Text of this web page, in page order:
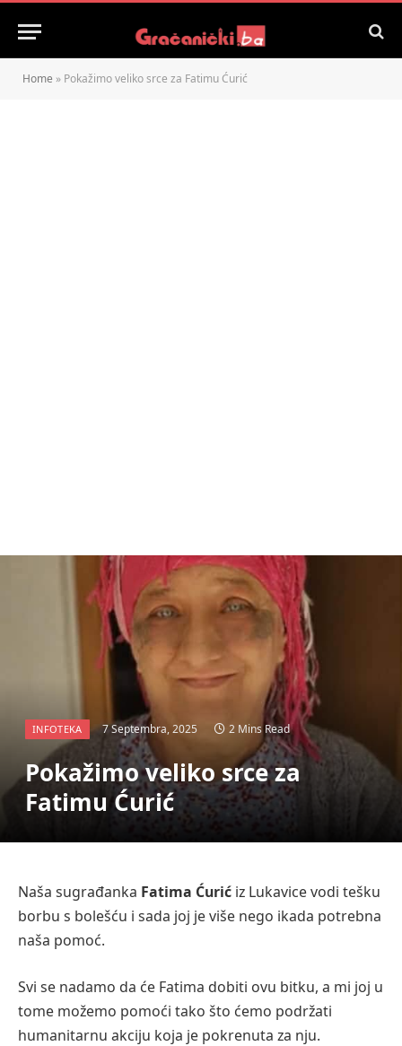
Home » Pokažimo veliko srce za Fatimu Ćurić
INFOTEKA 7 Septembra, 2025 2 Mins Read
Pokažimo veliko srce za
Fatimu Ćurić
Naša sugrađanka Fatima Ćurić iz Lukavice vodi tešku
borbu s bolešću i sada joj je više nego ikada potrebna
naša pomoć.
Svi se nadamo da će Fatima dobiti ovu bitku, a mi joj u
tome možemo pomoći tako što ćemo podržati
humanitarnu akciju koja je pokrenuta za nju.